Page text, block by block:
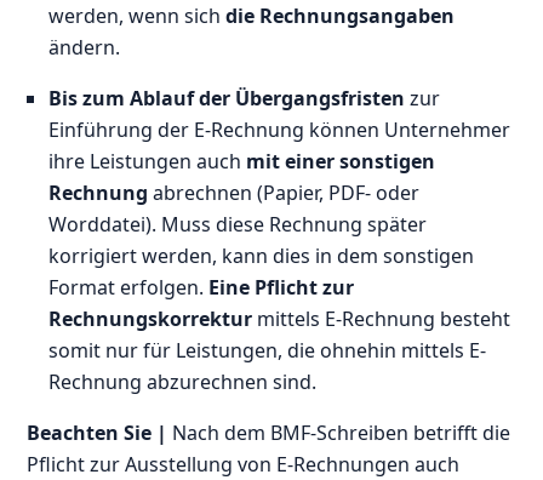
werden, wenn sichdie Rechnungsangaben
ändern.
Bis zum Ablauf der Übergangsfristen zur
Einführung der E-Rechnung können Unternehmer
ihre Leistungen auch mit einer sonstigen
Rechnung abrechnen (Papier, PDF- oder
Worddatei). Muss diese Rechnung später
korrigiert werden, kann dies in dem sonstigen
Format erfolgen. Eine Pflicht zur
Rechnungskorrektur mittels E-Rechnung besteht
somit nur für Leistungen, die ohnehin mittels E-
Rechnung abzurechnen sind.
Beachten Sie | Nach dem BMF-Schreiben betrifft die
Pflicht zur Ausstellung von E-Rechnungen auch